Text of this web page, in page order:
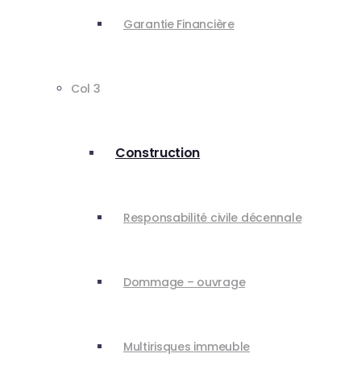
Garantie Financière
Col 3
Construction
Responsabilité civile décennale
Dommage – ouvrage
Multirisques immeuble